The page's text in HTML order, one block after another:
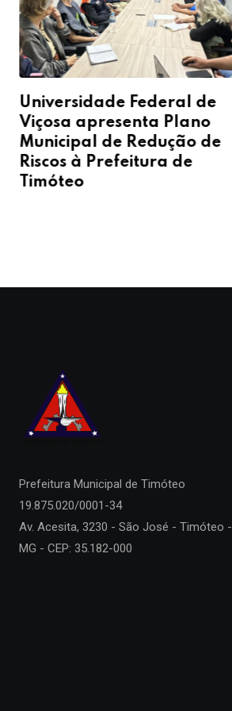
Universidade Federal de
Viçosa apresenta Plano
Municipal de Redução de
Riscos à Prefeitura de
Timóteo
Prefeitura Municipal de Timóteo
19.875.020/0001-34
Av. Acesita, 3230 - São José - Timóteo -
MG - CEP: 35.182-000